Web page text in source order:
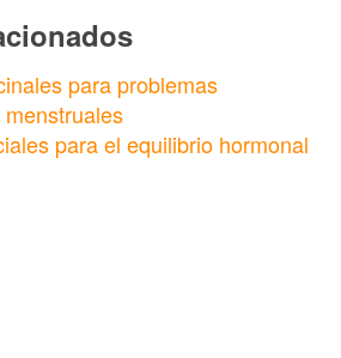
para problemas
para el equilibrio hormonal